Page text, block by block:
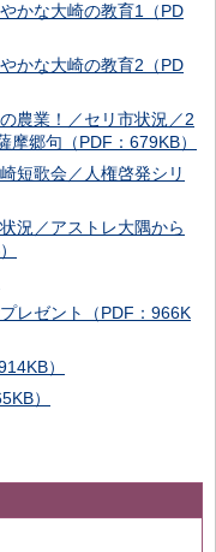
かな大崎の教育1（PD
かな大崎の教育2（PD
農業！／セリ市状況／2
郷句（PDF：679KB）
短歌会／人権啓発シリ
況／アストレ大隅から
レゼント（PDF：966K
）
）